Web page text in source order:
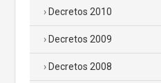
Decretos 2010
Decretos 2009
Decretos 2008